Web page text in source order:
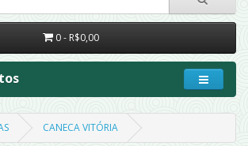
0 - R$0,00
CANECA VITÓRIA